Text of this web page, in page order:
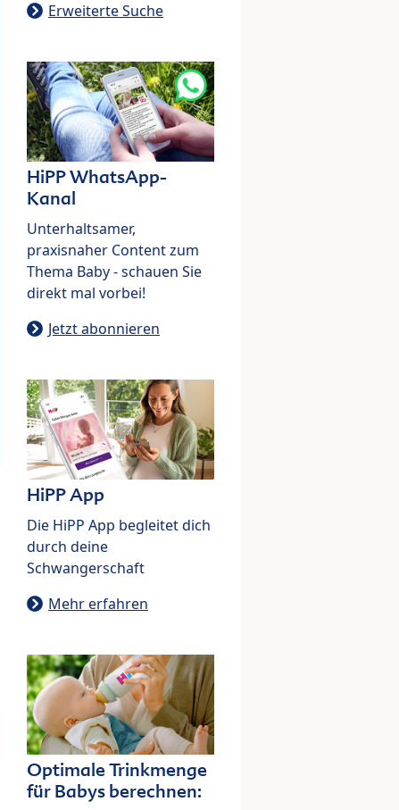
Erweiterte Suche
HiPP WhatsApp-
Kanal
Unterhaltsamer,
praxisnaher Content zum
Thema Baby - schauen Sie
direkt mal vorbei!
Jetzt abonnieren
HiPP App
Die HiPP App begleitet dich
durch deine
Schwangerschaft
Mehr erfahren
Optimale Trinkmenge
für Babys berechnen: